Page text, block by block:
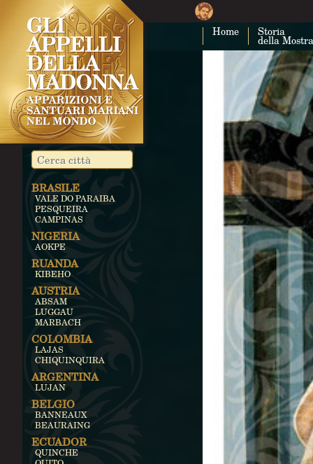
Home Storia
della Mostra
BRASILE
VALE DO PARAIBA
PESQUEIRA
CAMPINAS
NIGERIA
AOKPE
RUANDA
KIBEHO
AUSTRIA
ABSAM
LUGGAU
MARBACH
COLOMBIA
LAJAS
CHIQUINQUIRA
ARGENTINA
LUJAN
BELGIO
BANNEAUX
BEAURAING
ECUADOR
QUINCHE